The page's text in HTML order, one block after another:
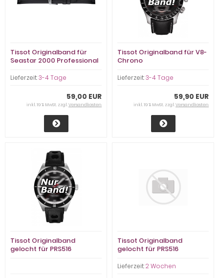
Tissot Originalband für
Seastar 2000 Professional
Lieferzeit:3-4 Tage
59,00 EUR
inkl. 19 % MwSt. zzgl.Versandkosten
Tissot Originalband für V8-
Chrono
Lieferzeit:3-4 Tage
59,90 EUR
inkl. 19 % MwSt. zzgl.Versandkosten
Tissot Originalband
gelocht für PRS516
Tissot Originalband
gelocht für PRS516
Lieferzeit:2 Wochen